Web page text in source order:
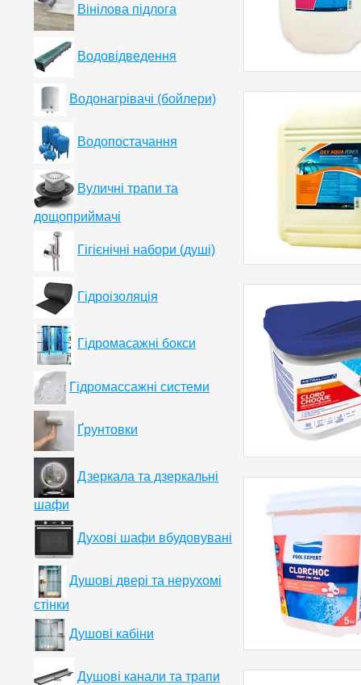
Вінілова підлога
Водовідведення
Водонагрівачі (бойлери)
Водопостачання
Вуличні трапи та
дощоприймачі
Гігієнічні набори (душі)
Гідроізоляція
Гідромасажні бокси
Гідромассажні системи
Ґрунтовки
Дзеркала та дзеркальні
шафи
Духові шафи вбудовувані
Душові двері та нерухомі
стінки
Душові кабіни
Душові канали та трапи